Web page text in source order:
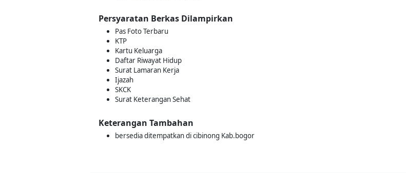
Persyaratan Berkas Dilampirkan
Pas Foto Terbaru
KTP
Kartu Keluarga
Daftar Riwayat Hidup
Surat Lamaran Kerja
Ijazah
SKCK
Surat Keterangan Sehat
Keterangan Tambahan
bersedia ditempatkan di cibinong Kab.bogor